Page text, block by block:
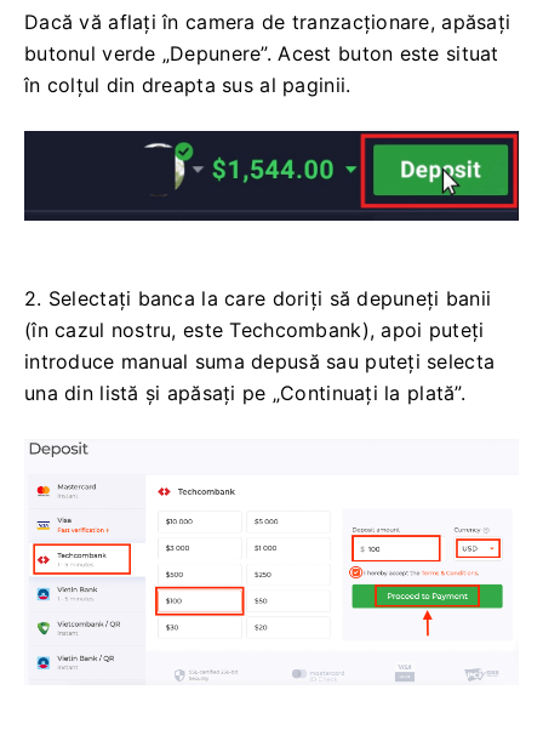
Dacă vă aflați în camera de tranzacționare, apăsați
butonul verde „Depunere”. Acest buton este situat
în colțul din dreapta sus al paginii.
2. Selectați banca la care doriți să depuneți banii
(în cazul nostru, este Techcombank), apoi puteți
introduce manual suma depusă sau puteți selecta
una din listă și apăsați pe „Continuați la plată”.